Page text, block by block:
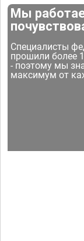
Мы
Специалисты
прошили более
- поэтому мы
максимум от